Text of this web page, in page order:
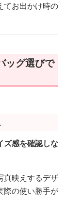
てお出かけ時の
ッグ選びで
ズ感を確認しな
真映えするデザ
際の使い勝手が